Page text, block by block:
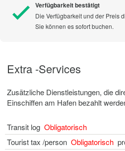
Verfügbarkeit bestätigt
Die Verfügbarkeit und der Preis
Sie können es sofort buchen.
Extra -Services
Zusätzliche Dienstleistungen, die
Einschiffen am Hafen bezahlt
Transit log Obligatorisch
Tourist tax /person Obligatorisch